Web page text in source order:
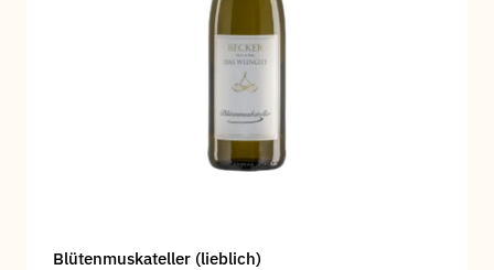
Blütenmuskateller (lieblich)